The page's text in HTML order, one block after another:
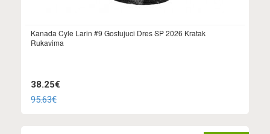
Kanada Cyle Larin #9 Gostujuci Dres SP 2026 Kratak
Rukavima
38.25€
95.63€